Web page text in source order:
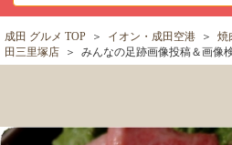
成田 グルメ TOP ＞ イオン・成田空港 ＞ 焼
田三里塚店
＞ みんなの足跡画像投稿＆画像